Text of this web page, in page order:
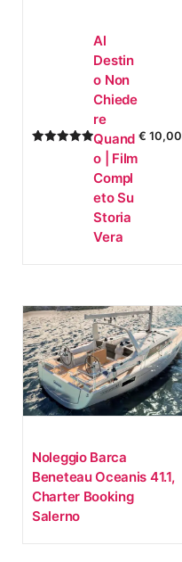
Al
Destin
O Non
Chiede
Re
Quand
O | Film
Compl
Eto Su
Storia
Vera
€ 10,00
Noleggio Barca
Beneteau Oceanis 41.1,
Charter Booking
Salerno